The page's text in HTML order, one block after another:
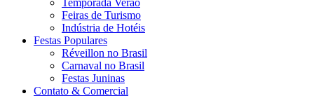
Temporada Verão
Feiras de Turismo
Indústria de Hotéis
Festas Populares
Réveillon no Brasil
Carnaval no Brasil
Festas Juninas
Contato & Comercial